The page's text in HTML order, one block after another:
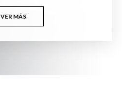
VER MÁS